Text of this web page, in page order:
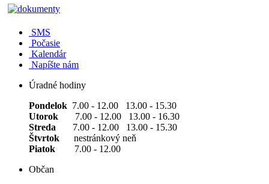
SMS
Počasie
Kalendár
Napíšte nám
Úradné hodiny
Pondelok 7.00 - 12.00 13.00 - 15.30
Utorok
7.00 - 12.00 13.00 - 16.30
Streda 7.00 - 12.00 13.00 - 15.30
Štvrtok
nestránkový neň
Piatok 7.00 - 12.00
Občan